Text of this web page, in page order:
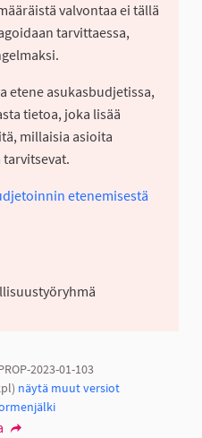
valvontaa ei tällä
tarvittaessa,
etene asukasbudjetissa,
tietoa, joka lisää
millaisia asioita
etenemisestä
2023-01-103
näytä muut versiot